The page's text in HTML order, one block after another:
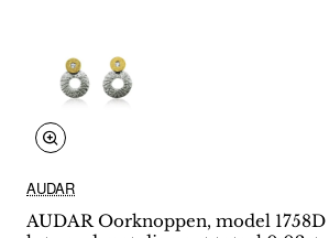
AUDAR
AUDAR Oorknoppen, model